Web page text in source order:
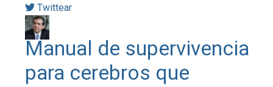
Twittear
Manual de supervivencia
para cerebros que